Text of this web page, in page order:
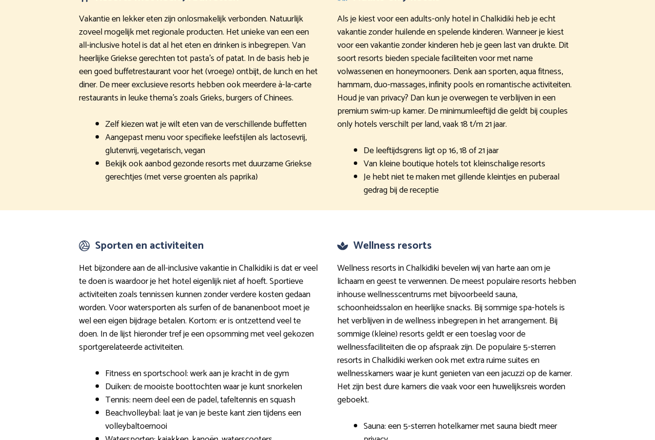
Vakantie en lekker eten zijn onlosmakelijk verbonden. Natuurlijk
zoveel mogelijk met regionale producten. Het unieke van een een
all-inclusive hotel is dat al het eten en drinken is inbegrepen. Van
heerlijke Griekse gerechten tot pasta’s of patat. In de basis heb je
een goed buffetrestaurant voor het (vroege) ontbijt, de lunch en het
diner. De meer exclusieve resorts hebben ook meerdere à-la-carte
restaurants in leuke thema’s zoals Grieks, burgers of Chinees.
Zelf kiezen wat je wilt eten van de verschillende buffetten
Aangepast menu voor specifieke leefstijlen als lactosevrij,
glutenvrij, vegetarisch, vegan
Bekijk ook aanbod gezonde resorts met duurzame Griekse
gerechtjes (met verse groenten als paprika)
Als je kiest voor een adults-only hotel in Chalkidiki heb je echt
vakantie zonder huilende en spelende kinderen. Wanneer je kiest
voor een vakantie zonder kinderen heb je geen last van drukte. Dit
soort resorts bieden speciale faciliteiten voor met name
volwassenen en honeymooners. Denk aan sporten, aqua fitness,
hammam, duo-massages, infinity pools en romantische activiteiten.
Houd je van privacy? Dan kun je overwegen te verblijven in een
premium swim-up kamer. De minimumleeftijd die geldt bij couples
only hotels verschilt per land, vaak 18 t/m 21 jaar.
De leeftijdsgrens ligt op 16, 18 of 21 jaar
Van kleine boutique hotels tot kleinschalige resorts
Je hebt niet te maken met gillende kleintjes en puberaal
gedrag bij de receptie
Sporten en activiteiten
Het bijzondere aan de all-inclusive vakantie in Chalkidiki is dat er veel
te doen is waardoor je het hotel eigenlijk niet af hoeft. Sportieve
activiteiten zoals tennissen kunnen zonder verdere kosten gedaan
worden. Voor watersporten als surfen of de bananenboot moet je
wel een eigen bijdrage betalen. Kortom: er is ontzettend veel te
doen. In de lijst hieronder tref je een opsomming met veel gekozen
sportgerelateerde activiteiten.
Fitness en sportschool: werk aan je kracht in de gym
Duiken: de mooiste boottochten waar je kunt snorkelen
Tennis: neem deel een de padel, tafeltennis en squash
Beachvolleybal: laat je van je beste kant zien tijdens een
volleybaltoernooi
Wellness resorts
Wellness resorts in Chalkidiki bevelen wij van harte aan om je
lichaam en geest te verwennen. De meest populaire resorts hebben
inhouse wellnesscentrums met bijvoorbeeld sauna,
schoonheidssalon en heerlijke snacks. Bij sommige spa-hotels is
het verblijven in de wellness inbegrepen in het arrangement. Bij
sommige (kleine) resorts geldt er een toeslag voor de
wellnessfaciliteiten die op afspraak zijn. De populaire 5-sterren
resorts in Chalkidiki werken ook met extra ruime suites en
wellnesskamers waar je kunt genieten van een jacuzzi op de kamer.
Het zijn best dure kamers die vaak voor een huwelijksreis worden
geboekt.
Sauna: een 5-sterren hotelkamer met sauna biedt meer